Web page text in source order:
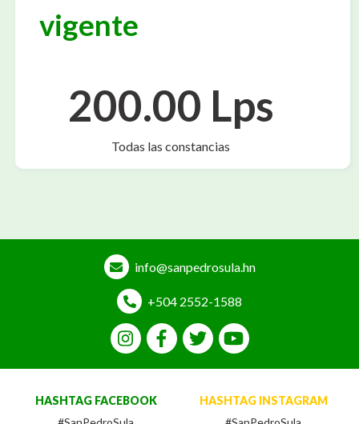
vigente
200.00 Lps
Todas las constancias
info@sanpedrosula.hn
+504 2552-1588
HASHTAG FACEBOOK
HASHTAG INSTAGRAM